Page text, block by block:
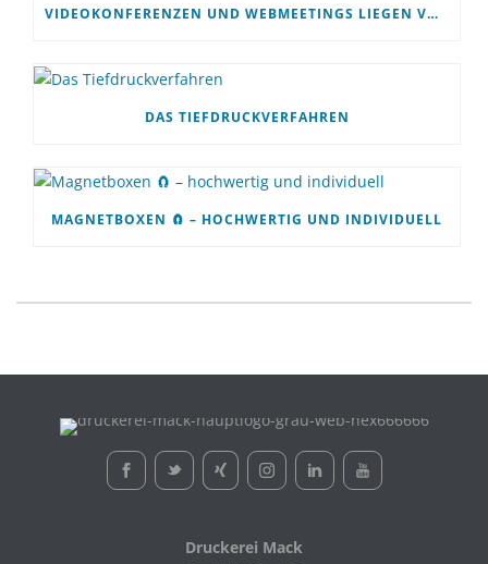
VIDEOKONFERENZEN UND WEBMEETINGS LIEGEN VOLL IM TREND, KÖNNEN ABER PERSÖNLICHE MEETINGS NICHT ERSETZEN!
DAS TIEFDRUCKVERFAHREN
MAGNETBOXEN 🧲 – HOCHWERTIG UND INDIVIDUELL
Druckerei Mack